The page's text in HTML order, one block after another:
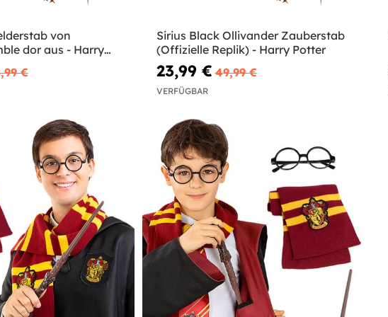
von
dor aus - Harry
€
Sirius Black Ollivander Zauberstab
(Offizielle Replik) - Harry Potter
23,99 € 49,99 €
VERFÜGBAR